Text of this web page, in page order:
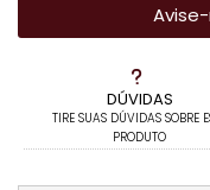
DÚVIDAS
TIRE SUAS DÚVIDAS SOBRE
PRODUTO